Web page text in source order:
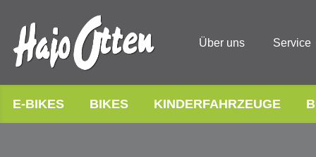
Über uns Service
E-BIKES BIKES KINDERFAHRZEUGE